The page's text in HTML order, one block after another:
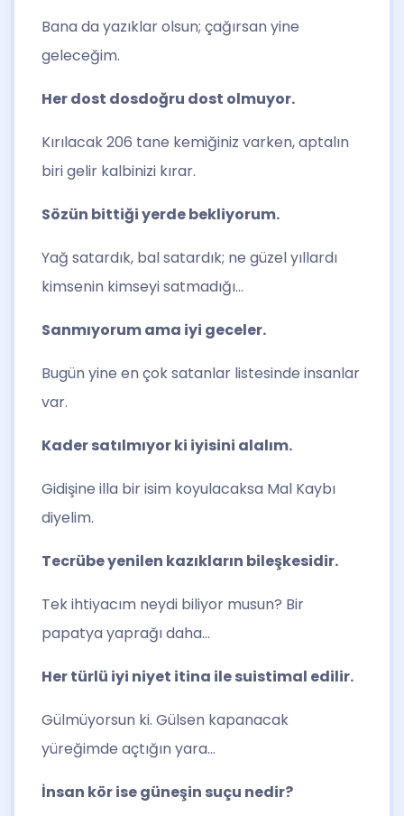
Bana da yazıklar olsun; çağırsan yine
geleceğim.
Her dost dosdoğru dost olmuyor.
Kırılacak 206 tane kemiğiniz varken, aptalın
biri gelir kalbinizi kırar.
Sözün bittiği yerde bekliyorum.
Yağ satardık, bal satardık; ne güzel yıllardı
kimsenin kimseyi satmadığı…
Sanmıyorum ama iyi geceler.
Bugün yine en çok satanlar listesinde insanlar
var.
Kader satılmıyor ki iyisini alalım.
Gidişine illa bir isim koyulacaksa Mal Kaybı
diyelim.
Tecrübe yenilen kazıkların bileşkesidir.
Tek ihtiyacım neydi biliyor musun? Bir
papatya yaprağı daha…
Her türlü iyi niyet itina ile suistimal edilir.
Gülmüyorsun ki. Gülsen kapanacak
yüreğimde açtığın yara…
İnsan kör ise güneşin suçu nedir?